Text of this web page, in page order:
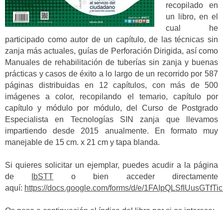
recopilado en
un libro, en el
cual he
participado como autor de un capítulo, de las técnicas sin
zanja más actuales, guías de Perforación Dirigida, así como
Manuales de rehabilitación de tuberías sin zanja y buenas
prácticas y casos de éxito a lo largo de un recorrido por 587
páginas distribuidas en 12 capítulos, con más de 500
imágenes a color, recopilando el temario, capítulo por
capítulo y módulo por módulo, del Curso de Postgrado
Especialista en Tecnologías SIN zanja que llevamos
impartiendo desde 2015 anualmente. En formato muy
manejable de 15 cm. x 21 cm y tapa blanda.
Si quieres solicitar un ejemplar, puedes acudir a la página
de
IbSTT o bien acceder directamente
aquí: https://docs.google.com/forms/d/e/